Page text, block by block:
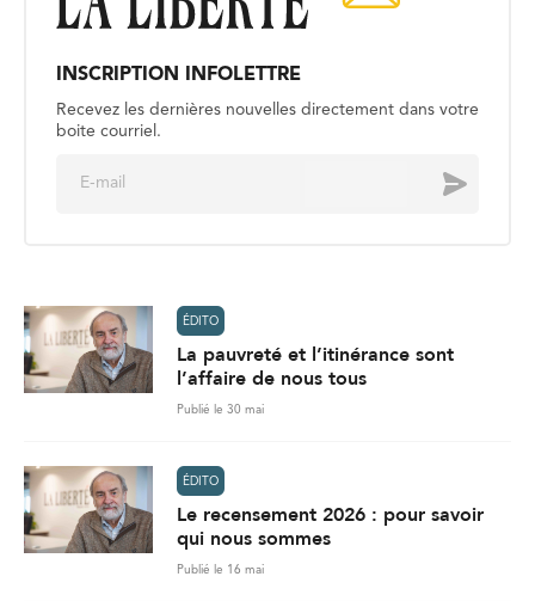
INSCRIPTION INFOLETTRE
Recevez les dernières nouvelles directement dans votre
boite courriel.
Envoyer
ÉDITO
La pauvreté et l’itinérance sont
l’affaire de nous tous
Publié le 30 mai
ÉDITO
Le recensement 2026 : pour savoir
qui nous sommes
Publié le 16 mai